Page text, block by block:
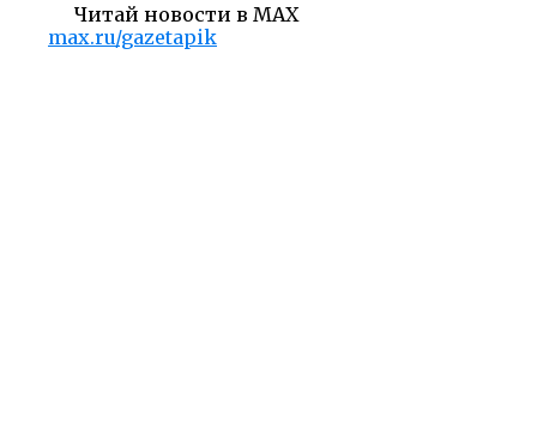
Читай новости в MAX
max.ru/gazetapik